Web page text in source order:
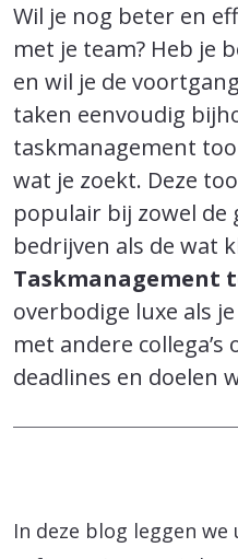
Wil je nog beter en
met je team? Heb je
en wil je de
taken eenvoudig
taskmanagement
wat je zoekt. Deze
populair bij zowel
bedrijven als de wat
Taskmanagement
overbodige luxe als
met andere
deadlines en doelen
In deze blog leggen